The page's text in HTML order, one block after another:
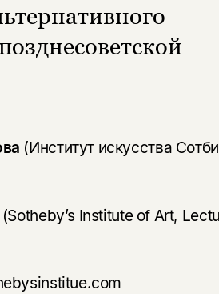
(Институт искусства
(Sotheby’s Institute of Art,